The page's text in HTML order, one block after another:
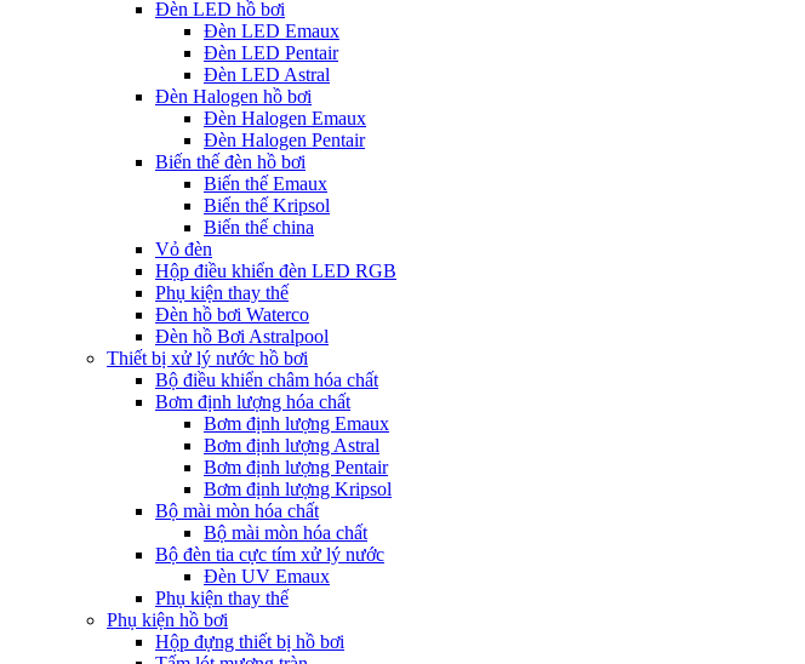
Đèn LED hồ bơi
Đèn LED Emaux
Đèn LED Pentair
Đèn LED Astral
Đèn Halogen hồ bơi
Đèn Halogen Emaux
Đèn Halogen Pentair
Biến thế đèn hồ bơi
Biến thế Emaux
Biến thế Kripsol
Biến thế china
Vỏ đèn
Hộp điều khiển đèn LED RGB
Phụ kiện thay thế
Đèn hồ bơi Waterco
Đèn hồ Bơi Astralpool
Thiết bị xử lý nước hồ bơi
Bộ điều khiển châm hóa chất
Bơm định lượng hóa chất
Bơm định lượng Emaux
Bơm định lượng Astral
Bơm định lượng Pentair
Bơm định lượng Kripsol
Bộ mài mòn hóa chất
Bộ mài mòn hóa chất
Bộ đèn tia cực tím xử lý nước
Đèn UV Emaux
Phụ kiện thay thế
Phụ kiện hồ bơi
Hộp đựng thiết bị hồ bơi